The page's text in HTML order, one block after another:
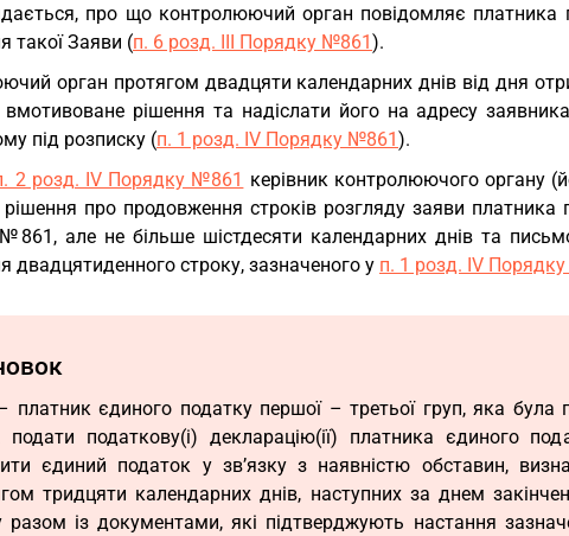
про що контролюючий орган повідомляє платника
такої Заяви (п. 6 розд. ІІІ Порядку №861).
орган протягом двадцяти календарних днів від дня
вмотивоване рішення та надіслати його на адресу
під розписку (п. 1 розд. ІV Порядку №861).
2 розд. ІV Порядку №861 керівник контролюючого органу
про продовження строків розгляду заяви платника
але не більше шістдесяти календарних днів та
двадцятиденного строку, зазначеного у п. 1 розд. ІV
єдиного податку першої – третьої груп, яка була
подати податкову(і) декларацію(ії) платника єдиного
єдиний податок у зв’язку з наявністю обставин,
тридцяти календарних днів, наступних за днем
разом із документами, які підтверджують настання